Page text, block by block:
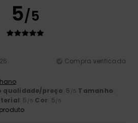
5/5
Compra verificada
qualidade/preço: 5 /5 Tamanho:
: 5 /5 Cor: 5/5